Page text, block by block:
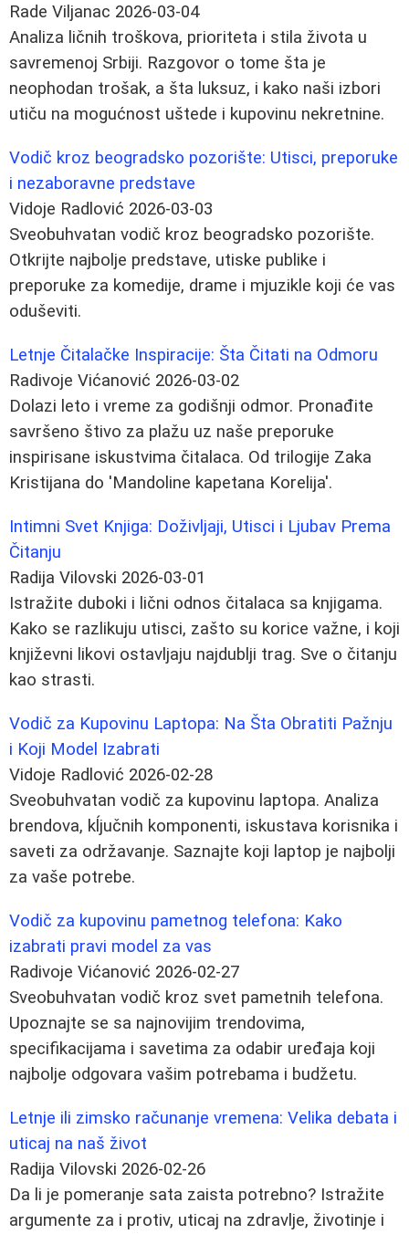
Rade Viljanac 2026-03-04
Analiza ličnih troškova, prioriteta i stila života u
savremenoj Srbiji. Razgovor o tome šta je
neophodan trošak, a šta luksuz, i kako naši izbori
utiču na mogućnost uštede i kupovinu nekretnine.
Vodič kroz beogradsko pozorište: Utisci, preporuke
i nezaboravne predstave
Vidoje Radlović 2026-03-03
Sveobuhvatan vodič kroz beogradsko pozorište.
Otkrijte najbolje predstave, utiske publike i
preporuke za komedije, drame i mjuzikle koji će vas
oduševiti.
Letnje Čitalačke Inspiracije: Šta Čitati na Odmoru
Radivoje Vićanović 2026-03-02
Dolazi leto i vreme za godišnji odmor. Pronađite
savršeno štivo za plažu uz naše preporuke
inspirisane iskustvima čitalaca. Od trilogije Zaka
Kristijana do 'Mandoline kapetana Korelija'.
Intimni Svet Knjiga: Doživljaji, Utisci i Ljubav Prema
Čitanju
Radija Vilovski 2026-03-01
Istražite duboki i lični odnos čitalaca sa knjigama.
Kako se razlikuju utisci, zašto su korice važne, i koji
književni likovi ostavljaju najdublji trag. Sve o čitanju
kao strasti.
Vodič za Kupovinu Laptopa: Na Šta Obratiti Pažnju
i Koji Model Izabrati
Vidoje Radlović 2026-02-28
Sveobuhvatan vodič za kupovinu laptopa. Analiza
brendova, kĺjučnih komponenti, iskustava korisnika i
saveti za održavanje. Saznajte koji laptop je najbolji
za vaše potrebe.
Vodič za kupovinu pametnog telefona: Kako
izabrati pravi model za vas
Radivoje Vićanović 2026-02-27
Sveobuhvatan vodič kroz svet pametnih telefona.
Upoznajte se sa najnovijim trendovima,
specifikacijama i savetima za odabir uređaja koji
najbolje odgovara vašim potrebama i budžetu.
Letnje ili zimsko računanje vremena: Velika debata i
uticaj na naš život
Radija Vilovski 2026-02-26
Da li je pomeranje sata zaista potrebno? Istražite
argumente za i protiv, uticaj na zdravlje, životinje i